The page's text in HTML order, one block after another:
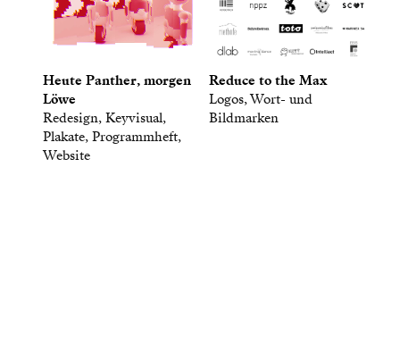
Heute Panther, morgen
Löwe
Redesign, Keyvisual,
Plakate, Programmheft,
Website
Reduce to the Max
Logos, Wort- und
Bildmarken